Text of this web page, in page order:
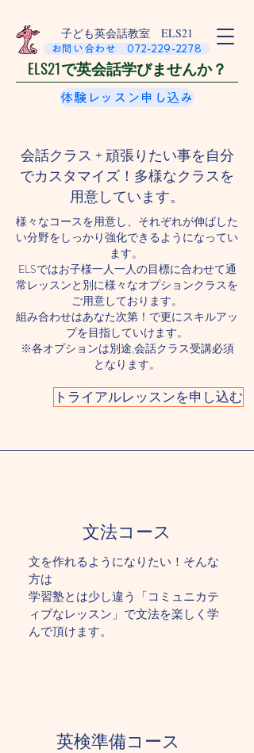
​子ども英会話教室 ELS21
お問い合わせ 072-229-2278
ELS21で英会話学びませんか？
体験レッスン申し込み
会話クラス + 頑張りたい事を自分
でカスタマイズ！多様なクラスを
用意しています。
様々なコースを用意し、それぞれが伸ばした
い分野をしっかり強化できるようになってい
ます。
ELSではお子様一人一人の目標に合わせて通
常レッスンと別に様々なオプションクラスを
ご用意しております。
組み合わせはあなた次第！で更にスキルアッ
プを目指していけます。
​​※各オプションは別途,会話クラス受講必須
となります。
トライアルレッスンを申し込む
​文法コース
文を作れるようになりたい！そんな
方は
学習​塾とは少し違う「コミュニカテ
ィブなレッスン」で文法を楽しく学
んで頂けます。
英検準備コース